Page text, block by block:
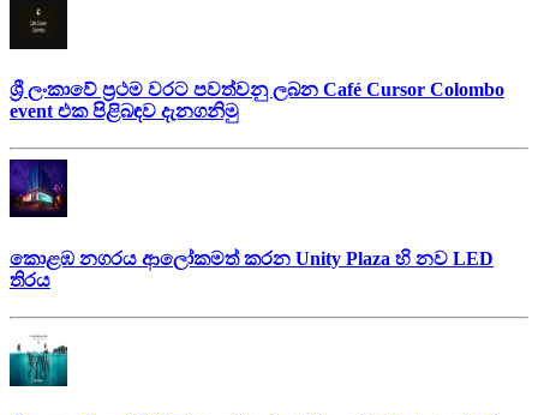
ශ්‍රී ලංකාවේ ප්‍රථම වරට පවත්වනු ලබන Café Cursor Colombo
event එක පිළිබඳව දැනගනිමු
කොළඹ නගරය ආලෝකමත් කරන Unity Plaza හි නව LED
තිරය